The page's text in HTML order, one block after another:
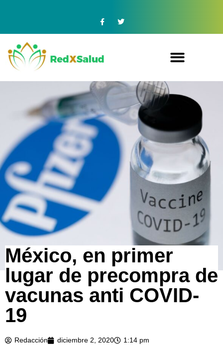
México, en primer
lugar de precompra de
vacunas anti COVID-
19
Redacción diciembre 2, 2020 1:14 pm